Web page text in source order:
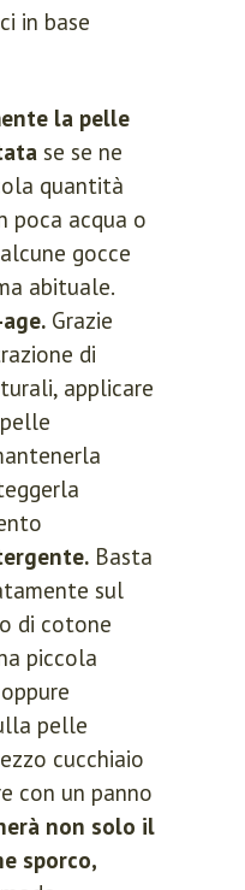
in base
la pelle
se se ne
quantità
poca acqua o
gocce
abituale.
Grazie
di
applicare
Basta
sul
di cotone
piccola
pelle
cucchiaio
con un panno
non solo il
sporco,